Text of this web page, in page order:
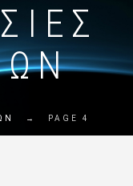
→ PAGE 4